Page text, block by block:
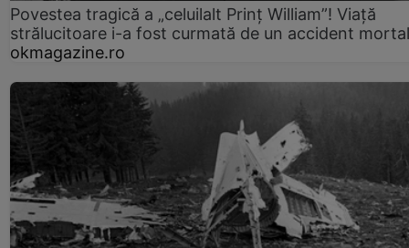
Povestea tragică a „celuilalt Prinț William”! Viață
strălucitoare i-a fost curmată de un accident mortal
okmagazine.ro